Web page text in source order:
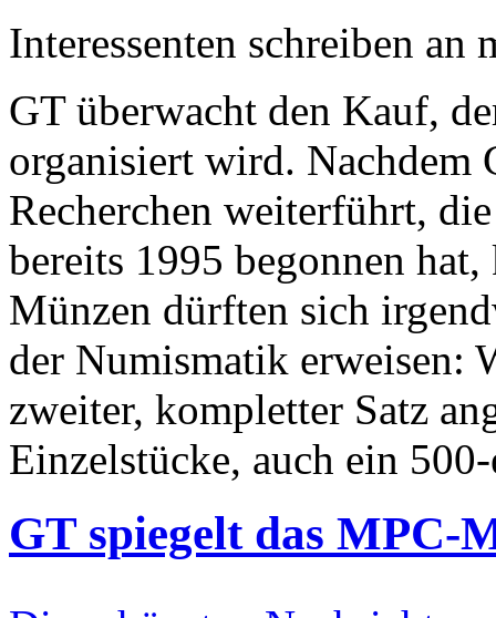
Interessenten schreiben
GT überwacht den Kauf,
organisiert wird. Nachdem
Recherchen weiterführt,
bereits 1995 begonnen
Münzen dürften sich
der Numismatik erweisen:
zweiter, kompletter Satz
Einzelstücke, auch ein
GT spiegelt das MPC-